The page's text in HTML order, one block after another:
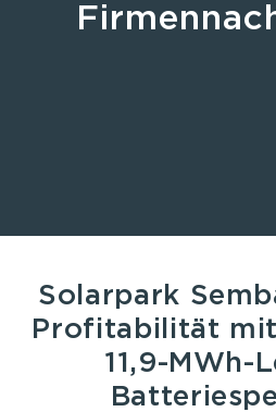
Solarpark
Profitabilität
11,9-MWh-